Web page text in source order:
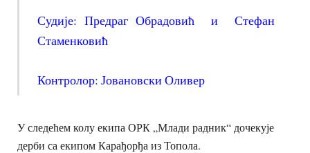
Судије:ПредрагОбрадовић и Стефан
Стаменковић
Контролор: Јовановски Оливер
У следећем колу екипа ОРК „Млади радник“ дочекује
дерби са екипом Карађорђа из Топола.